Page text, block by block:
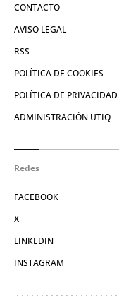
CONTACTO
AVISO LEGAL
RSS
POLÍTICA DE COOKIES
POLÍTICA DE PRIVACIDAD
ADMINISTRACIÓN UTIQ
Redes
FACEBOOK
X
LINKEDIN
INSTAGRAM